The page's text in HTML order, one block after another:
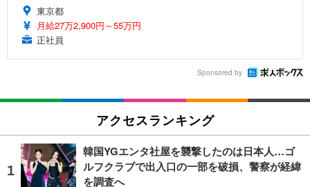
東京都
月給27万2,900円～55万円
正社員
Sponsored by
アクセスランキング
韓国YGエンタ社屋を襲撃したのは日本人…ゴ
ルフクラブで出入口の一部を破損、警察が経緯
を調査へ